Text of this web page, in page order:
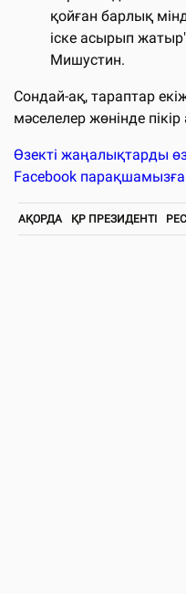
қойған барлық
іске асырып
Мишустин.
Сондай-ақ, тараптар
мәселелер жөнінде
Өзекті жаңалықтарды
Facebook
АҚОРДА ҚР ПРЕЗИДЕНТІ